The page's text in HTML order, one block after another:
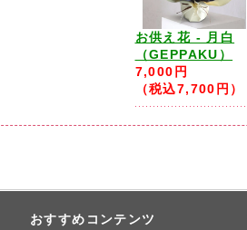
お供え花 - 月白
（GEPPAKU）
7,000円
（税込7,700円）
おすすめコンテンツ